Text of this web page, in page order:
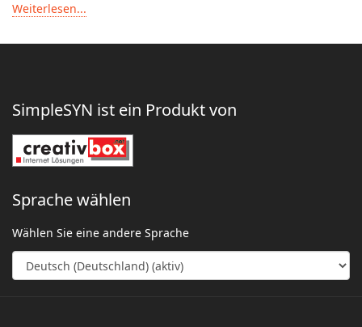
Weiterlesen...
SimpleSYN ist ein Produkt von
Sprache wählen
Wählen Sie eine andere Sprache